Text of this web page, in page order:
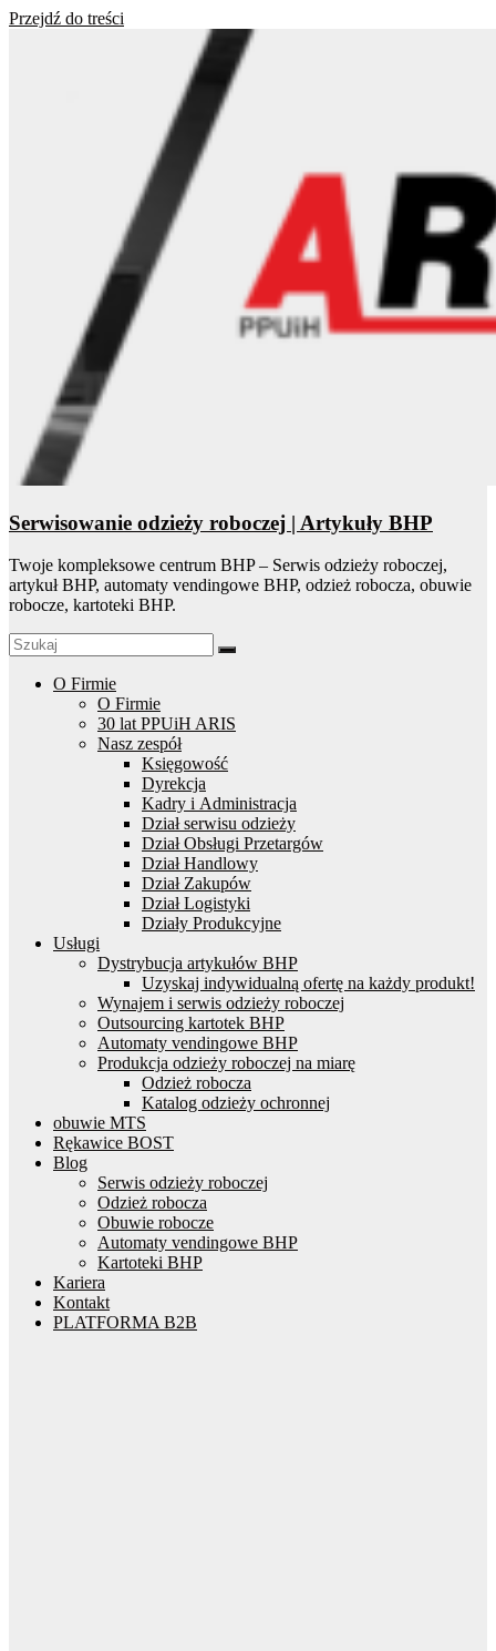
Przejdź do treści
Serwisowanie odzieży roboczej | Artykuły BHP
Twoje kompleksowe centrum BHP – Serwis odzieży roboczej,
artykuł BHP, automaty vendingowe BHP, odzież robocza, obuwie
robocze, kartoteki BHP.
O Firmie
O Firmie
30 lat PPUiH ARIS
Nasz zespół
Księgowość
Dyrekcja
Kadry i Administracja
Dział serwisu odzieży
Dział Obsługi Przetargów
Dział Handlowy
Dział Zakupów
Dział Logistyki
Działy Produkcyjne
Usługi
Dystrybucja artykułów BHP
Uzyskaj indywidualną ofertę na każdy produkt!
Wynajem i serwis odzieży roboczej
Outsourcing kartotek BHP
Automaty vendingowe BHP
Produkcja odzieży roboczej na miarę
Odzież robocza
Katalog odzieży ochronnej
obuwie MTS
Rękawice BOST
Blog
Serwis odzieży roboczej
Odzież robocza
Obuwie robocze
Automaty vendingowe BHP
Kartoteki BHP
Kariera
Kontakt
PLATFORMA B2B